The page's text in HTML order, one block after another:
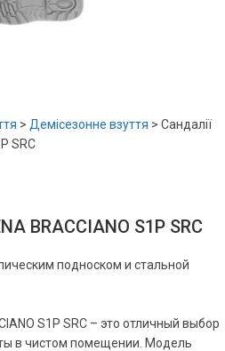
> Демісезонне взуття > Сандалії
SRC
BRACCIANO S1P SRC
подноском и стальной
S1P SRC – это отличный выбор
в чистом помещении. Модель